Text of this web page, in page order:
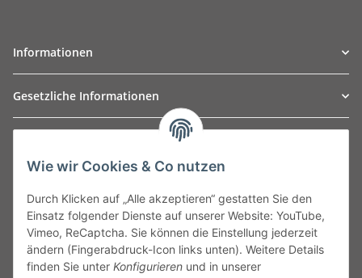
Informationen
Gesetzliche Informationen
Leibnizstraße 2a
Germany
Phone:+49 40 5287270
Fax:+49 40 5281050
Email:sales@tow-automotive.de
Wie wir Cookies & Co nutzen
Durch Klicken auf „Alle akzeptieren“ gestatten Sie den
Einsatz folgender Dienste auf unserer Website: YouTube,
Vimeo, ReCaptcha. Sie können die Einstellung jederzeit
ändern (Fingerabdruck-Icon links unten). Weitere Details
finden Sie unter Konfigurieren und in unserer